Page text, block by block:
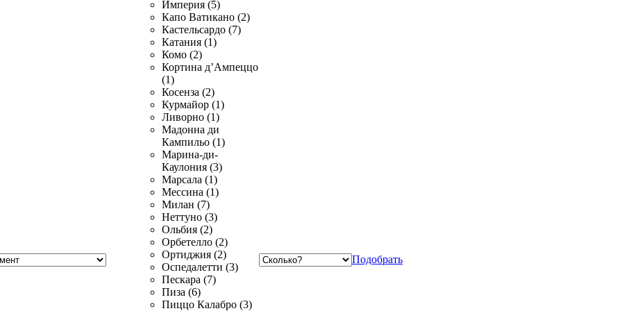
Империя (5)
Капо Ватикано (2)
Кастельсардо (7)
Катания (1)
Комо (2)
Кортина д’Ампеццо
(1)
Косенза (2)
Курмайор (1)
Ливорно (1)
Мадонна ди
Кампильо (1)
Марина-ди-
Каулония (3)
Марсала (1)
Мессина (1)
Милан (7)
Неттуно (3)
Ольбия (2)
Орбетелло (2)
Ортиджия (2)
Оспедалетти (3)
Пескара (7)
Пиза (6)
Пиццо Калабро (3)
Подобрать